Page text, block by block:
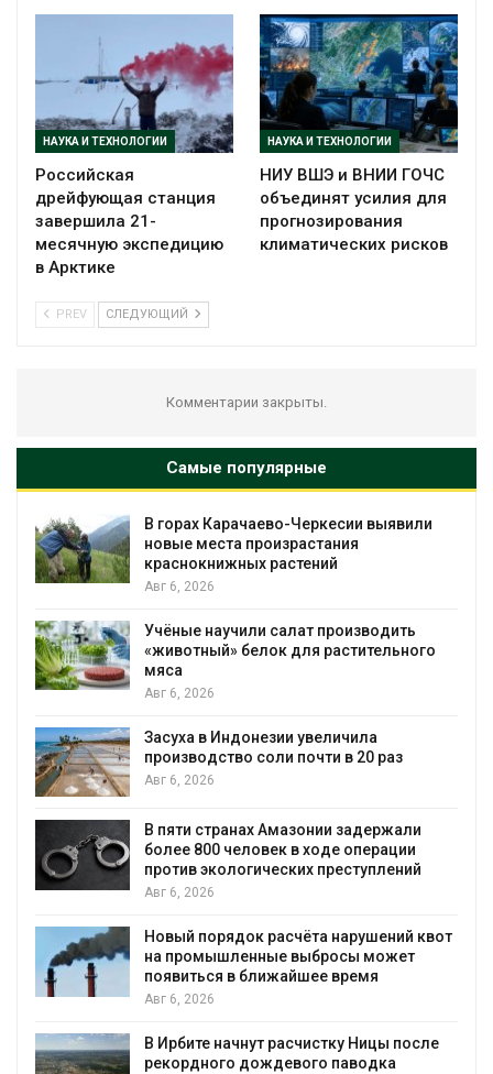
НАУКА И ТЕХНОЛОГИИ
Российская
дрейфующая станция
завершила 21-
месячную экспедицию
в Арктике
НАУКА И ТЕХНОЛОГИИ
НИУ ВШЭ и ВНИИ ГОЧС
объединят усилия для
прогнозирования
климатических рисков
PREV СЛЕДУЮЩИЙ
Комментарии закрыты.
Самые популярные
В горах Карачаево-Черкесии выявили
новые места произрастания
краснокнижных растений
Авг 6, 2026
Учёные научили салат производить
«животный» белок для растительного
мяса
Авг 6, 2026
Засуха в Индонезии увеличила
производство соли почти в 20 раз
Авг 6, 2026
В пяти странах Амазонии задержали
более 800 человек в ходе операции
против экологических преступлений
Авг 6, 2026
Новый порядок расчёта нарушений квот
на промышленные выбросы может
появиться в ближайшее время
Авг 6, 2026
В Ирбите начнут расчистку Ницы после
рекордного дождевого паводка